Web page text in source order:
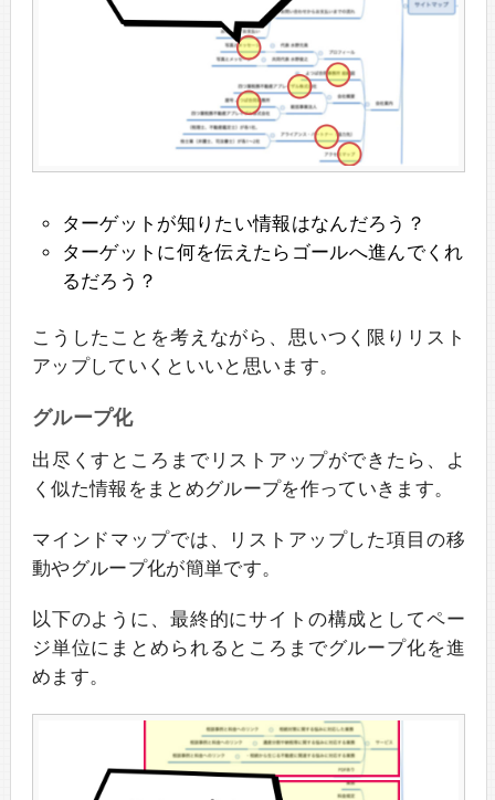
ターゲットが知りたい情報はなんだろう？
ターゲットに何を伝えたらゴールへ進んでくれ
るだろう？
こうしたことを考えながら、思いつく限りリスト
アップしていくといいと思います。
グループ化
出尽くすところまでリストアップができたら、よ
く似た情報をまとめグループを作っていきます。
マインドマップでは、リストアップした項目の移
動やグループ化が簡単です。
以下のように、最終的にサイトの構成としてペー
ジ単位にまとめられるところまでグループ化を進
めます。